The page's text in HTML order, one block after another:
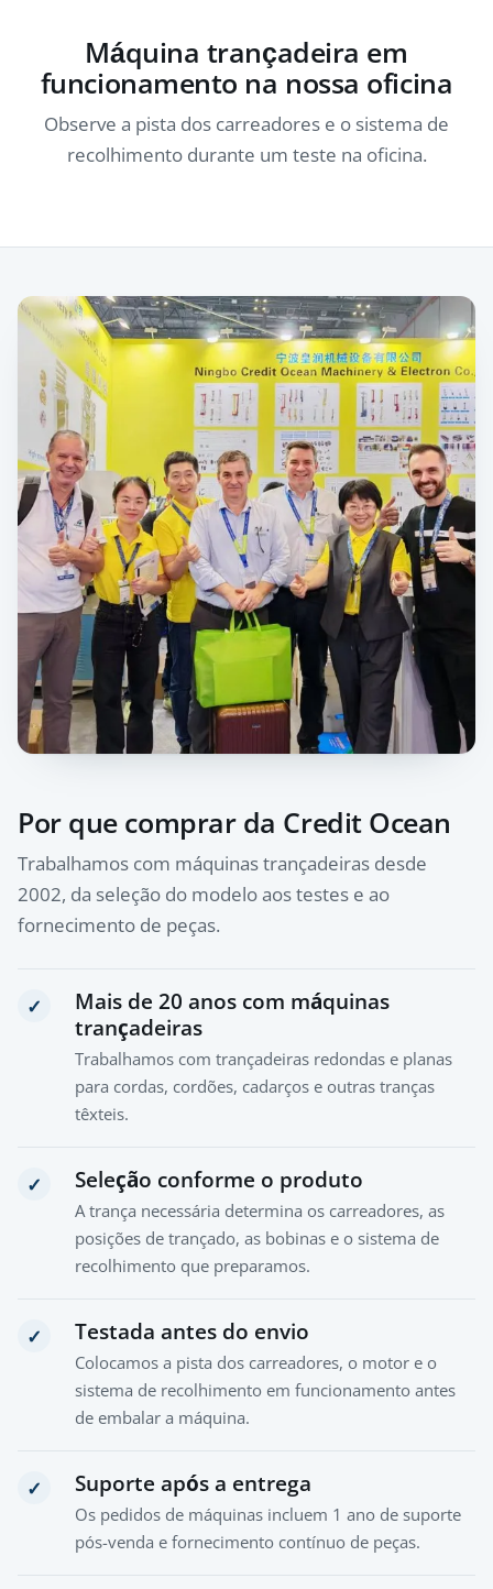
Máquina trançadeira em
funcionamento na nossa oficina
Observe a pista dos carreadores e o sistema de
recolhimento durante um teste na oficina.
Por que comprar da Credit Ocean
Trabalhamos com máquinas trançadeiras desde
2002, da seleção do modelo aos testes e ao
fornecimento de peças.
✓
Mais de 20 anos com máquinas
trançadeiras
Trabalhamos com trançadeiras redondas e planas
para cordas, cordões, cadarços e outras tranças
têxteis.
✓ Seleção conforme o produto
A trança necessária determina os carreadores, as
posições de trançado, as bobinas e o sistema de
recolhimento que preparamos.
✓ Testada antes do envio
Colocamos a pista dos carreadores, o motor e o
sistema de recolhimento em funcionamento antes
de embalar a máquina.
✓ Suporte após a entrega
Os pedidos de máquinas incluem 1 ano de suporte
pós-venda e fornecimento contínuo de peças.